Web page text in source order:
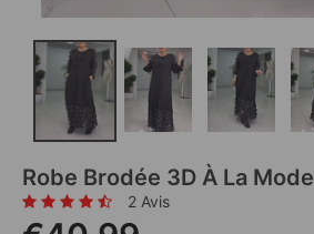
Robe Brodée 3D À La Mode
2 Avis